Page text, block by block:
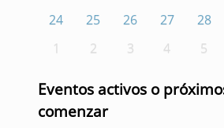
24
25 26 27 28
1
2 3 4 5
Eventos activos o
comenzar